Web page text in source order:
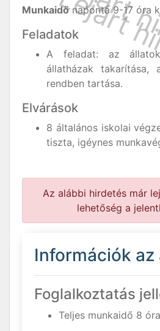
Munkaidőnaponta 9-17 óra
Feladatok
A feladat: az
állatházak takarítása,
rendben tartása.
Elvárások
8 általános iskolai
tiszta, igéynes
Az alábbi hirdetés már
lehetőség a
Információk az
Foglalkoztatás
Teljes munkaidő 8 óra